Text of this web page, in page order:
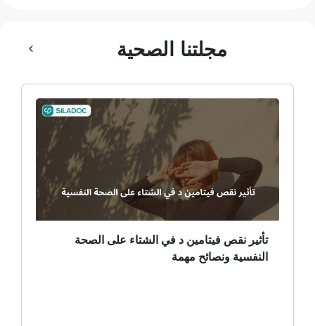
ألم وعائي وجهي
ضمور عصبي ألمي
حساسية
ثعلبة
ألزهايمر (مرض)
مجلتنا الصحية
تأثير نقص فيتامين د في الشتاء على الصحة
النفسية ونصائح مهمة